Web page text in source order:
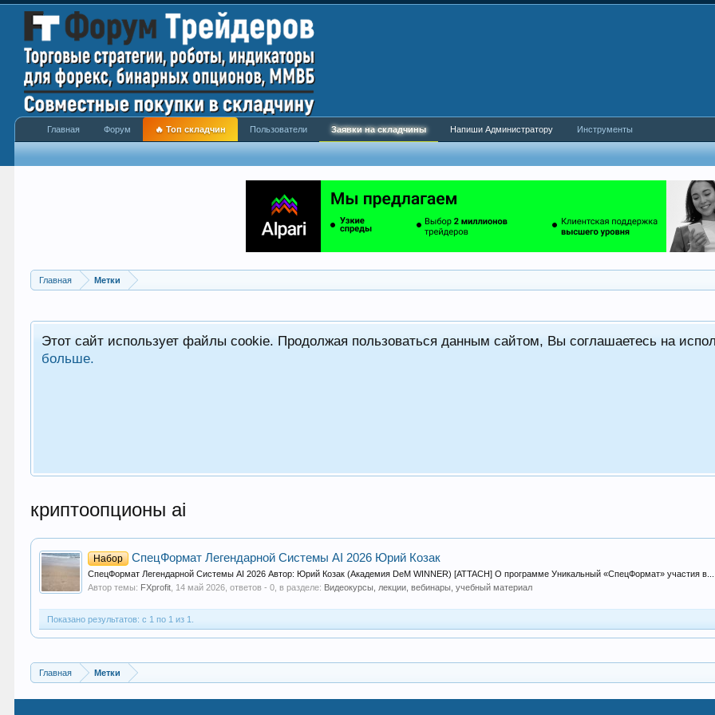
Главная Метки
Этот сайт использует файлы cookie. Продолжая пользоваться данным сайтом, Вы соглашаетесь на
больше.
криптоопционы ai
Набор СпецФормат Легендарной Системы AI 2026 Юрий Козак
СпецФормат Легендарной Системы AI 2026 Автор: Юрий Козак (Академия DeM WINNER) [ATTACH] О программе Уникальный «СпецФормат» участия в...
Автор темы: FXprofit 14 май 2026 , ответов - 0, в разделе: Видеокурсы, лекции, вебинары, учебный материал
Показано результатов: с 1 по 1 из 1.
Главная Метки
Главная Форум 🔥 Топ складчин Пользователи Заявки на складчины Напиши Администратору Инструменты